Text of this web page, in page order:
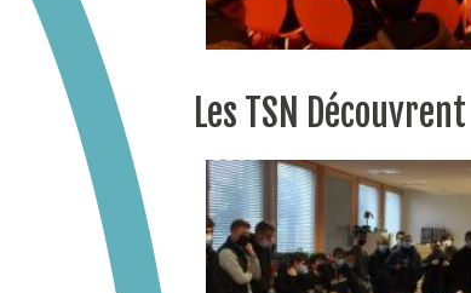
Les TSN